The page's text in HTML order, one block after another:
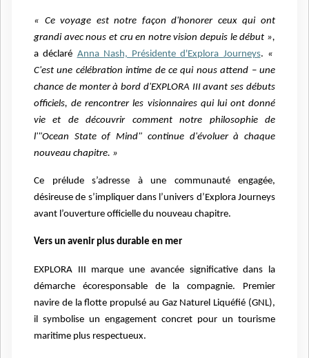
« Ce voyage est notre façon d'honorer ceux qui ont
grandi avec nous et cru en notre vision depuis le début »,
a déclaré Anna Nash, Présidente d'Explora Journeys. «
C'est une célébration intime de ce qui nous attend – une
chance de monter à bord d'EXPLORA III avant ses débuts
officiels, de rencontrer les visionnaires qui lui ont donné
vie et de découvrir comment notre philosophie de
l'"Ocean State of Mind" continue d'évoluer à chaque
nouveau chapitre. »
Ce prélude s’adresse à une communauté engagée,
désireuse de s’impliquer dans l’univers d’Explora Journeys
avant l’ouverture officielle du nouveau chapitre.
Vers un avenir plus durable en mer
EXPLORA III marque une avancée significative dans la
démarche écoresponsable de la compagnie. Premier
navire de la flotte propulsé au Gaz Naturel Liquéfié (GNL),
il symbolise un engagement concret pour un tourisme
maritime plus respectueux.